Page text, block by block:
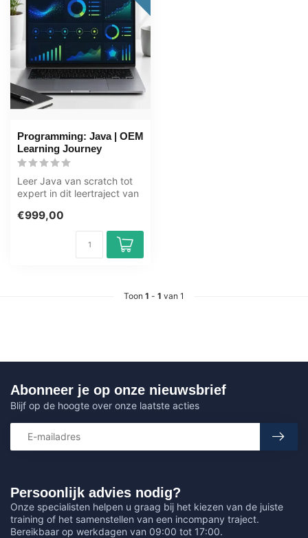
Programming: Java | OEM
Learning Journey
Leer Java van scratch tot
expert in dit leertraject van
€999,00
Toon 1 - 1 van 1
Persoonlijk advies nodig?
Onze specialisten helpen u graag bij het kiezen van de juiste
training of het samenstellen van een incompany traject.
Bereikbaar op werkdagen van 09:00 tot 17:00.
Abonneer je op onze nieuwsbrief
Blijf op de hoogte over onze laatste acties